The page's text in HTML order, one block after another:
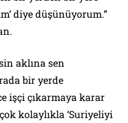
diye düşünüyorum.”
aklına sen
bir yerde
işçi çıkarmaya karar
kolaylıkla ‘Suriyeliyi